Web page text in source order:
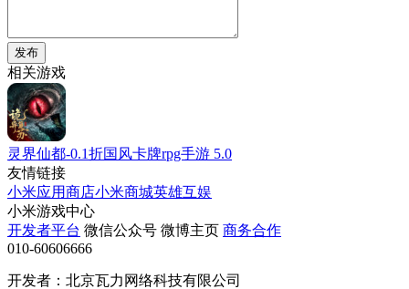
发布
相关游戏
灵界仙都-0.1折国风卡牌rpg手游 5.0
友情链接
小米应用商店小米商城英雄互娱
小米游戏中心
开发者平台 微信公众号 微博主页 商务合作
010-60606666
开发者：北京瓦力网络科技有限公司